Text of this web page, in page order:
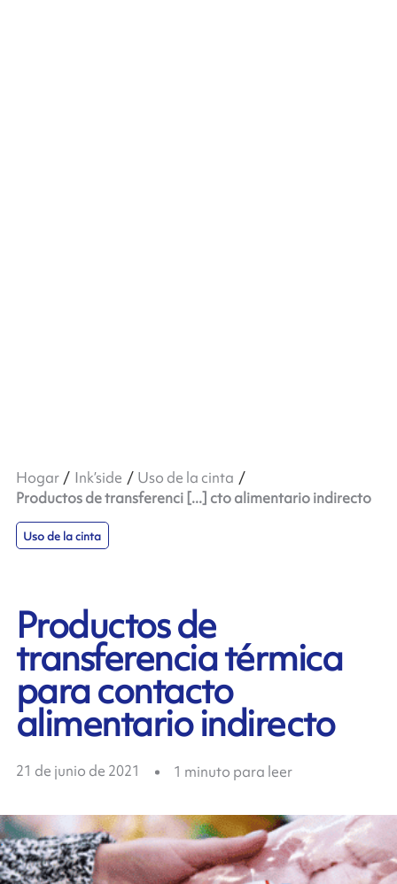
Hogar Ink’side
Uso de la cinta
Productos de transferenci [...] cto alimentario indirecto
Uso de la cinta
Productos de
transferencia térmica
para contacto
alimentario indirecto
21 de junio de 2021 1 minuto para leer